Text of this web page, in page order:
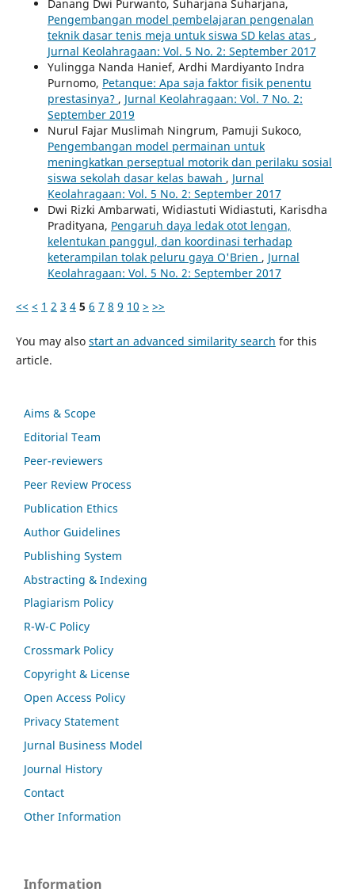
Danang Dwi Purwanto, Suharjana Suharjana,
Pengembangan model pembelajaran pengenalan
teknik dasar tenis meja untuk siswa SD kelas atas ,
Jurnal Keolahragaan: Vol. 5 No. 2: September 2017
Yulingga Nanda Hanief, Ardhi Mardiyanto Indra
Purnomo, Petanque: Apa saja faktor fisik penentu
prestasinya? , Jurnal Keolahragaan: Vol. 7 No. 2:
September 2019
Nurul Fajar Muslimah Ningrum, Pamuji Sukoco,
Pengembangan model permainan untuk
meningkatkan perseptual motorik dan perilaku sosial
siswa sekolah dasar kelas bawah , Jurnal
Keolahragaan: Vol. 5 No. 2: September 2017
Dwi Rizki Ambarwati, Widiastuti Widiastuti, Karisdha
Pradityana, Pengaruh daya ledak otot lengan,
kelentukan panggul, dan koordinasi terhadap
keterampilan tolak peluru gaya O'Brien , Jurnal
Keolahragaan: Vol. 5 No. 2: September 2017
<< < 1 2 3 4 5 6 7 8 9 10 > >>
You may also start an advanced similarity search for this
article.
Aims & Scope
Editorial Team
Peer-reviewers
Peer Review Process
Publication Ethics
Author Guidelines
Publishing System
Abstracting & Indexing
Plagiarism Policy
R-W-C Policy
Crossmark Policy
Copyright & License
Open Access Policy
Privacy Statement
Jurnal Business Model
Journal History
Contact
Other Information
Information